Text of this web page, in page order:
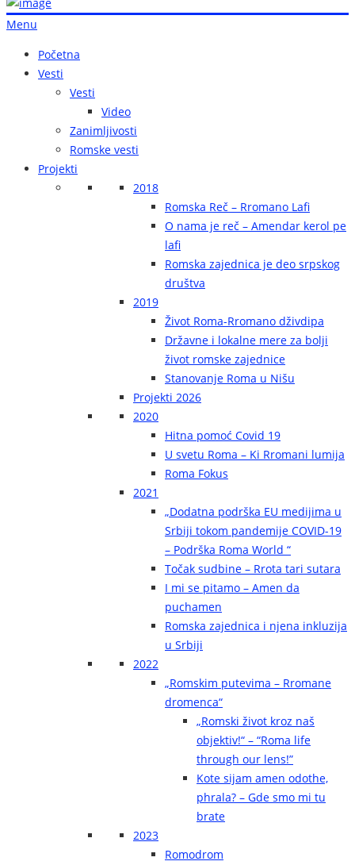
Menu
Početna
Vesti
Vesti
Video
Zanimljivosti
Romske vesti
Projekti
2018
Romska Reč – Rromano Lafi
O nama je reč – Amendar kerol pe
lafi
Romska zajednica je deo srpskog
društva
2019
Život Roma-Rromano dživdipa
Državne i lokalne mere za bolji
život romske zajednice
Stanovanje Roma u Nišu
Projekti 2026
2020
Hitna pomoć Covid 19
U svetu Roma – Ki Rromani lumija
Roma Fokus
2021
„Dodatna podrška EU medijima u
Srbiji tokom pandemije COVID-19
– Podrška Roma World “
Točak sudbine – Rrota tari sutara
I mi se pitamo – Amen da
puchamen
Romska zajednica i njena inkluzija
u Srbiji
2022
„Romskim putevima – Rromane
dromenca“
„Romski život kroz naš
objektiv!“ – “Roma life
through our lens!”
Kote sijam amen odothe,
phrala? – Gde smo mi tu
brate
2023
Romodrom